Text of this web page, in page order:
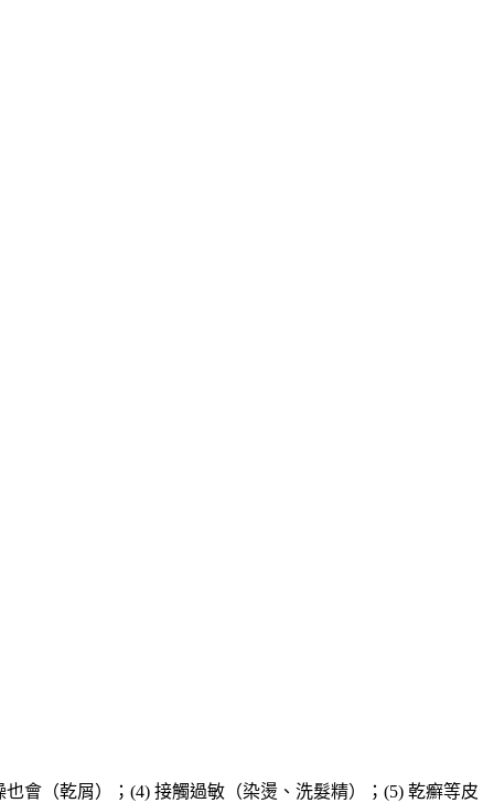
會（乾屑）；(4) 接觸過敏（染燙、洗髮精）；(5) 乾癬等皮